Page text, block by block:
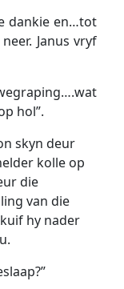
dankie en…tot
Janus vryf
hol”.
skyn deur
kolle op
die
van die
hy nader